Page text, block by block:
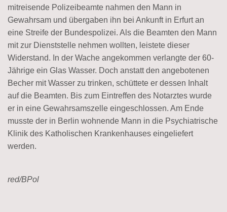
mitreisende Polizeibeamte nahmen den Mann in
Gewahrsam und übergaben ihn bei Ankunft in Erfurt an
eine Streife der Bundespolizei. Als die Beamten den Mann
mit zur Dienststelle nehmen wollten, leistete dieser
Widerstand. In der Wache angekommen verlangte der 60-
Jährige ein Glas Wasser. Doch anstatt den angebotenen
Becher mit Wasser zu trinken, schüttete er dessen Inhalt
auf die Beamten. Bis zum Eintreffen des Notarztes wurde
er in eine Gewahrsamszelle eingeschlossen. Am Ende
musste der in Berlin wohnende Mann in die Psychiatrische
Klinik des Katholischen Krankenhauses eingeliefert
werden.
red/BPol